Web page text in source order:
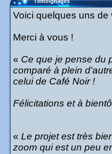
Voici quelques uns
Merci à vous !
« Ce que je pense du
comparé à plein
celui de Café Noir !
Félicitations et à
« Le projet est très
zoom qui est un peu